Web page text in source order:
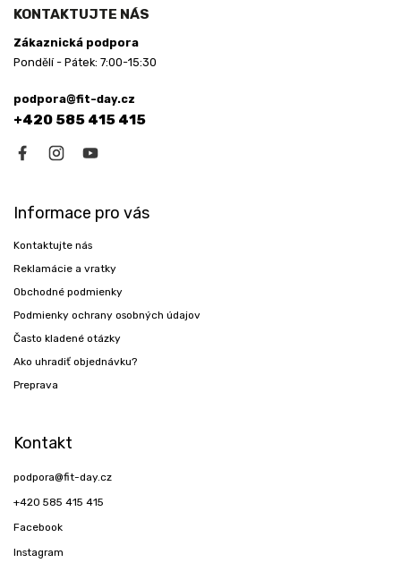
KONTAKTUJTE NÁS
Zákaznická podpora
Pondělí - Pátek: 7:00-15:30
podpora@fit-day.cz
+420 585 415 415
Informace pro vás
Kontaktujte nás
Reklamácie a vratky
Obchodné podmienky
Podmienky ochrany osobných údajov
Často kladené otázky
Ako uhradiť objednávku?
Preprava
Kontakt
podpora@fit-day.cz
+420 585 415 415
Facebook
Instagram